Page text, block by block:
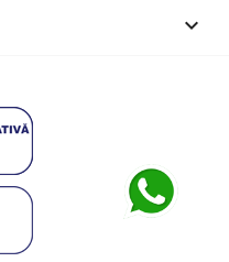
keyboard_arrow_down